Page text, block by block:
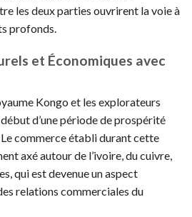
les deux parties ouvrirent la voie à
profonds.
et Économiques avec
Kongo et les explorateurs
d’une période de prospérité
commerce établi durant cette
axé autour de l’ivoire, du cuivre,
qui est devenue un aspect
relations commerciales du